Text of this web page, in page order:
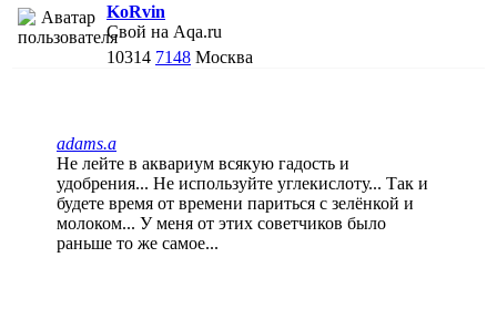
KoRvin
Свой на Aqa.ru
10314 7148 Москва
adams.a
Не лейте в аквариум всякую гадость и
удобрения... Не используйте углекислоту... Так и
будете время от времени париться с зелёнкой и
молоком... У меня от этих советчиков было
раньше то же самое...